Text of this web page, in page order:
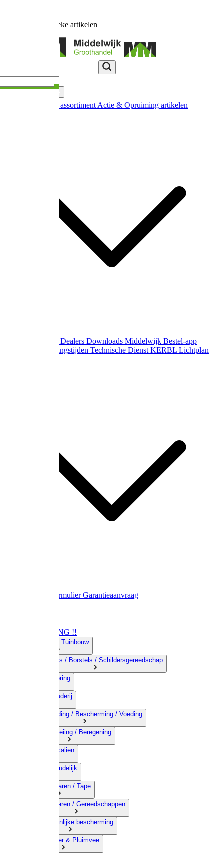
unieke artikelen
Nieuw in ons assortiment Actie & Opruiming artikelen
Dealers Downloads Middelwijk Bestel-app
Gewijzigde openingstijden Technische Dienst KERBL Lichtplan
RetourformulierGarantieaanvraag
OPRUIMING !!
01) Land-& Tuinbouw
02) Bezems / Borstels / Schildersgereedschap
03) Afrastering
04) Veehouderij
05) Bestrijding / Bescherming / Voeding
06) Besproeiing / Beregening
07) Chemicalien
08) Huishoudelijk
09) Touwwaren / Tape
10) IJzerwaren / Gereedschappen
11) Persoonlijke bescherming
12) Kleindier & Pluimvee